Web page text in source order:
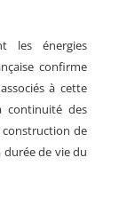
les énergies
confirme
à cette
continuité des
construction de
de vie du